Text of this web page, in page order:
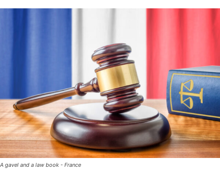
A gavel and a law book - France